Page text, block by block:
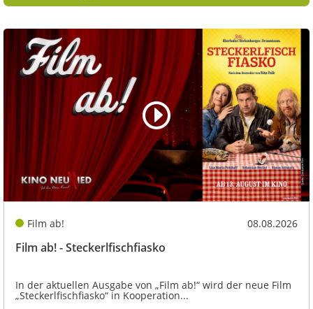
Film ab! 08.08.2026
Film ab! - Steckerlfischfiasko
In der aktuellen Ausgabe von „Film ab!“ wird der neue Film
„Steckerlfischfiasko“ in Kooperation...